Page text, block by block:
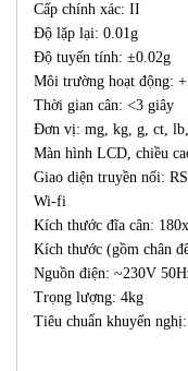
Cấp chính xác: II
Độ lặp lại: 0.01g
Độ tuyến tính: ±0.02g
Môi trường hoạt động:
Thời gian cân: <3 giây
Đơn vị: mg, kg, g, ct,
Màn hình LCD, chiều
Giao diện truyền nối:
Wi-fi
Kích thước đĩa cân:
Kích thước (gồm chân
Nguồn điện: ~230V
Trọng lượng: 4kg
Tiêu chuẩn khuyến